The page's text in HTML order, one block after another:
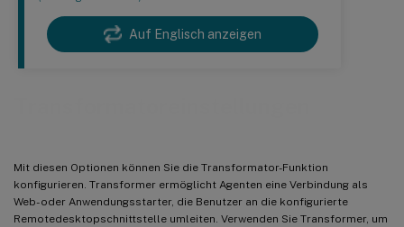
Auf Englisch anzeigen
Mit diesen Optionen können Sie die Transformator-Funktion
konfigurieren. Transformer ermöglicht Agenten eine Verbindung als
Web- oder Anwendungsstarter, die Benutzer an die konfigurierte
Remotedesktopschnittstelle umleiten. Verwenden Sie Transformer, um